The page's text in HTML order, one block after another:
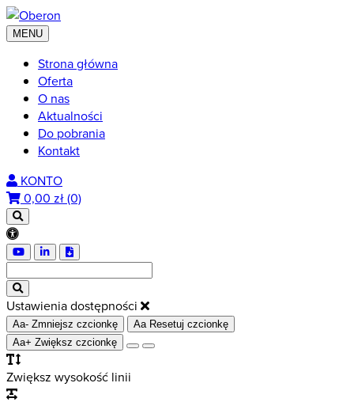
MENU
Strona główna
Oferta
O nas
Aktualności
Do pobrania
Kontakt
KONTO
0,00 zł (0)
Ustawienia dostępności
Aa- Zmniejsz czcionkę Aa Resetuj czcionkę
Aa+ Zwiększ czcionkę
Zwiększ wysokość linii